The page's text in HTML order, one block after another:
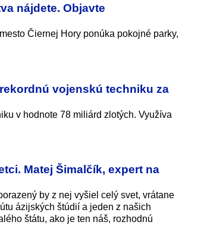
nájdete. Objavte
Čiernej Hory ponúka pokojné parky,
vojenskú techniku za
v hodnote 78 miliárd zlotých. Využíva
Matej Šimalčík, expert na
by z nej vyšiel celý svet, vrátane
ázijských štúdií a jeden z našich
štátu, ako je ten náš, rozhodnú